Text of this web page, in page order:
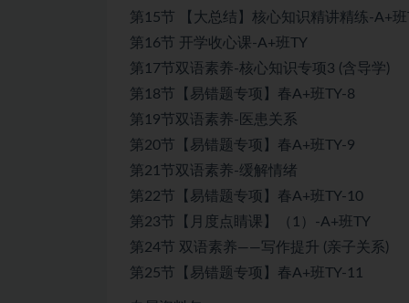
第15节 【大总结】核心知识精讲精练-A+班
第16节 开学收心课-A+班TY
第17节双语素养-核心知识专项3 (含导学)
第18节【易错题专项】春A+班TY-8
第19节双语素养-医患关系
第20节【易错题专项】春A+班TY-9
第21节双语素养-缓解情绪
第22节【易错题专项】春A+班TY-10
第23节【月度点睛课】（1）-A+班TY
第24节 双语素养——写作提升 (亲子关系)
第25节【易错题专项】春A+班TY-11